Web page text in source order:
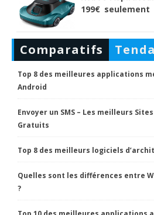
199€ seulement
Comparatifs
Top 8 des meilleures applications
Android
Envoyer un SMS – Les meilleurs
Gratuits
Top 8 des meilleurs logiciels
Quelles sont les différences entre
?